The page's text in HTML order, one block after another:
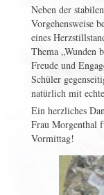
Neben der
Vorgehensweise
eines
Thema „Wunden
Freude und
Schüler
natürlich mit
Ein herzliches
Frau Morgenthal
Vormittag!